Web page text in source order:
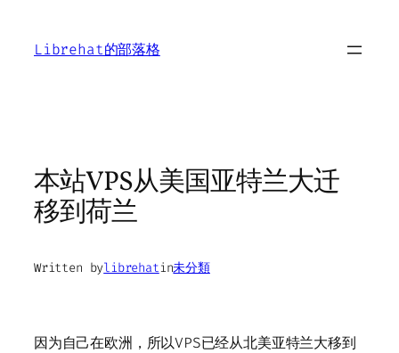
content
Librehat的部落格
本站VPS从美国亚特兰大迁
移到荷兰
Written bylibrehatin未分類
因为自己在欧洲，所以VPS已经从北美亚特兰大移到